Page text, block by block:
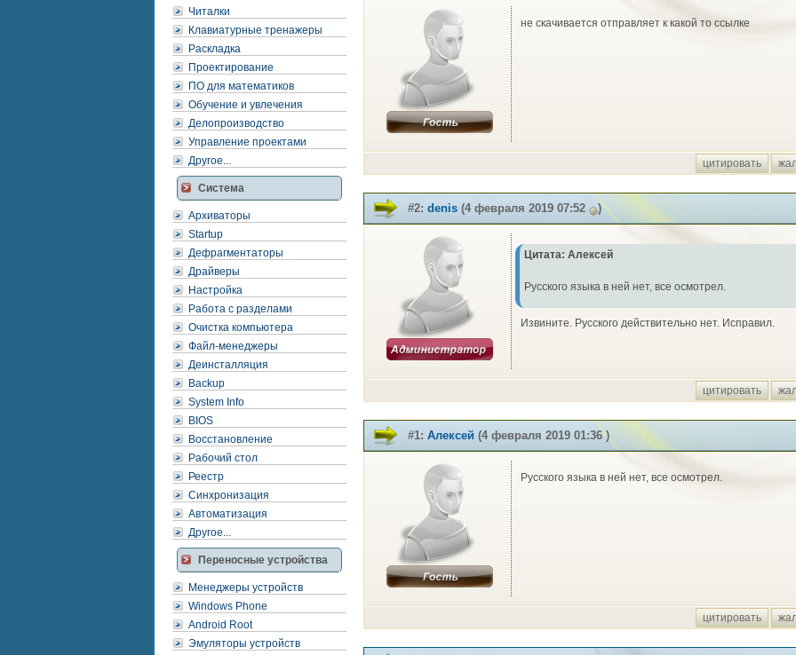
Читалки
Клавиатурные тренажеры
Раскладка
Проектирование
ПО для математиков
Обучение и увлечения
Делопроизводство
Управление проектами
Другое...
Система
Архиваторы
Startup
Дефрагментаторы
Драйверы
Настройка
Работа с разделами
Очистка компьютера
Файл-менеджеры
Деинсталляция
Backup
System Info
BIOS
Восстановление
Рабочий стол
Реестр
Синхронизация
Автоматизация
Другое...
Переносные устройства
Менеджеры устройств
Windows Phone
Android Root
Эмуляторы устройств
не скачивается отправляет к какой то ссылке
цитировать
#2: denis (4 февраля 2019 07:52 )
Цитата: Алексей
Русского языка в ней нет, все осмотрел.
Извините. Русского действительно нет. Исправил.
цитировать
#1: Алексей (4 февраля 2019 01:36 )
Русского языка в ней нет, все осмотрел.
цитировать